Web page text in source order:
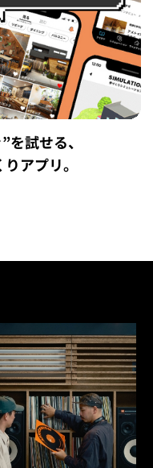
を試せる、
アプリ。